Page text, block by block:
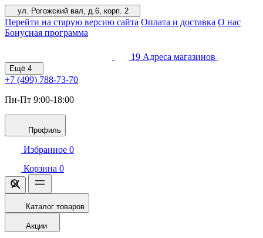
ул. Рогожский вал, д.6, корп. 2
Перейти на старую версию сайта Оплата и доставка О нас
Бонусная программа
19 Адреса магазинов
Ещё 4
+7 (499) 788-73-70
Пн-Пт 9:00-18:00
Профиль
Избранное 0
Корзина 0
Каталог товаров
Акции